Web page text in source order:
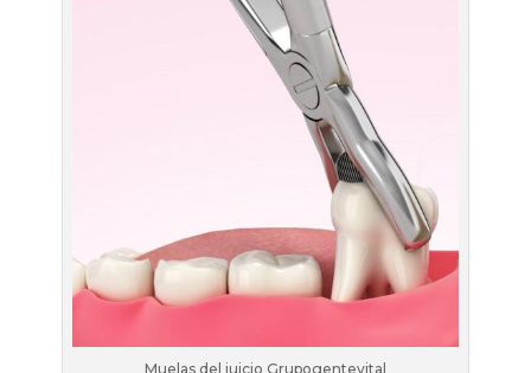
Muelas del juicio Grupogentevital